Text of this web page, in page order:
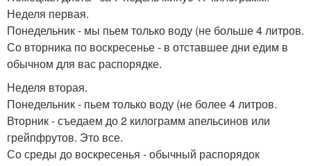
Неделя первая.
Понедельник - мы пьем только воду (не больше 4 литров.
Со вторника по воскресенье - в отставшее дни едим в
обычном для вас распорядке.
Неделя вторая.
Понедельник - пьем только воду (не более 4 литров.
Вторник - съедаем до 2 килограмм апельсинов или
грейпфрутов. Это все.
Со среды до воскресенья - обычный распорядок